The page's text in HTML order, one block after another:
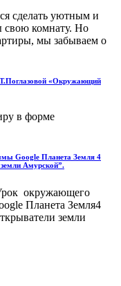
сделать уютным и
свою комнату. Но
мы забываем о
«Окружающий
в форме
Google Планета Земля 4
Амурской”.
окружающего
Планета Земля4
земли